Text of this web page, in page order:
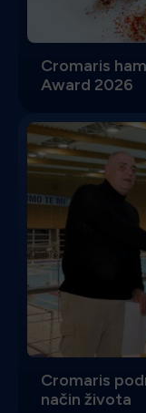
Cromaris
Award 2026
Cromaris
način života